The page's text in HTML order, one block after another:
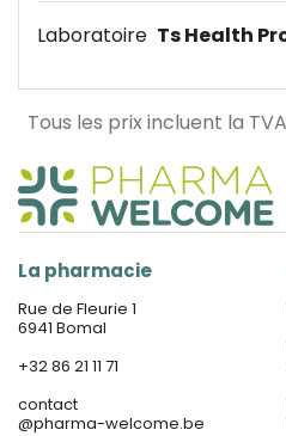
Laboratoire Ts Health
Tous les prix incluent la
La pharmacie
Rue de Fleurie 1
6941 Bomal
+32 86 21 11 71
contact
@pharma-welcome.be